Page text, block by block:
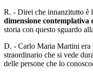
R. - Direi che innanzitutto è
dimensione contemplativa
storia con questo sguardo
D. - Carlo Maria Martini era
straordinario che si vede
delle persone che lo